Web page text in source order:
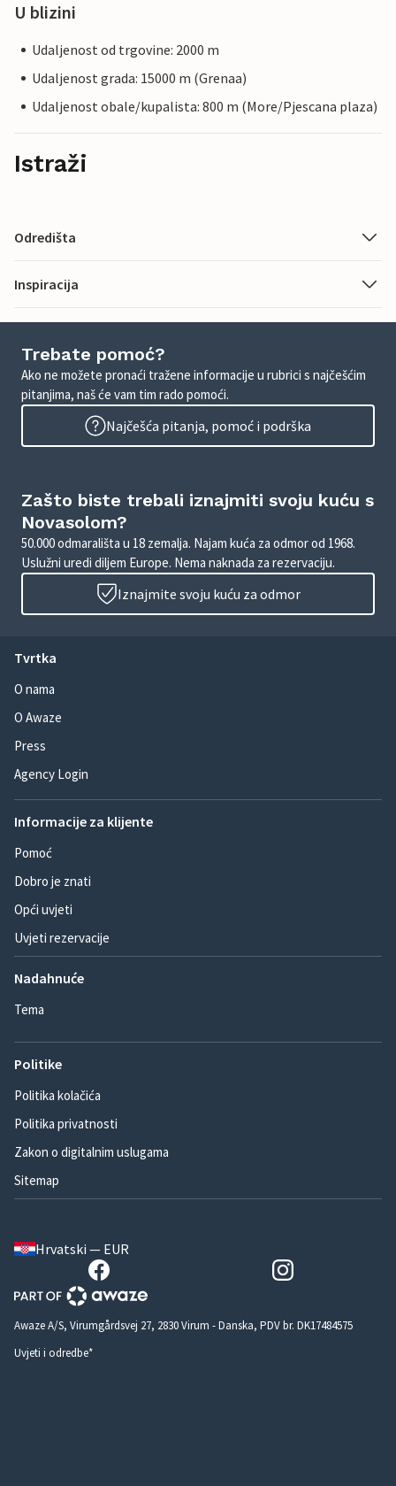
U blizini
Udaljenost od trgovine: 2000 m
Udaljenost grada: 15000 m (Grenaa)
Udaljenost obale/kupalista: 800 m (More/Pjescana plaza)
Istraži
Odredišta
Inspiracija
Trebate pomoć?
Ako ne možete pronaći tražene informacije u rubrici s najčešćim
pitanjima, naš će vam tim rado pomoći.
Najčešća pitanja, pomoć i podrška
Zašto biste trebali iznajmiti svoju kuću s
Novasolom?
50.000 odmarališta u 18 zemalja. Najam kuća za odmor od 1968.
Uslužni uredi diljem Europe. Nema naknada za rezervaciju.
Iznajmite svoju kuću za odmor
Tvrtka
O nama
O Awaze
Press
Agency Login
Informacije za klijente
Pomoć
Dobro je znati
Opći uvjeti
Uvjeti rezervacije
Nadahnuće
Tema
Politike
Politika kolačića
Politika privatnosti
Zakon o digitalnim uslugama
Sitemap
Hrvatski — EUR
Awaze A/S, Virumgårdsvej 27, 2830 Virum - Danska, PDV br. DK17484575
Uvjeti i odredbe*